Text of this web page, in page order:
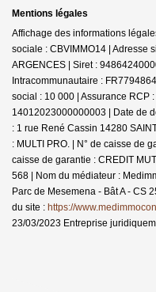
Mentions légales
Affichage des informations
sociale : CBVIMMO14 | Adresse
ARGENCES | Siret :
Intracommunautaire :
social : 10 000 | Assurance RCP
14012023000000003 | Date de
: 1 rue René Cassin 14280
: MULTI PRO. | N° de caisse de
caisse de garantie : CREDIT
568 | Nom du médiateur :
Parc de Mesemena - Bât A - CS
du site : https://
23/03/2023 Entreprise